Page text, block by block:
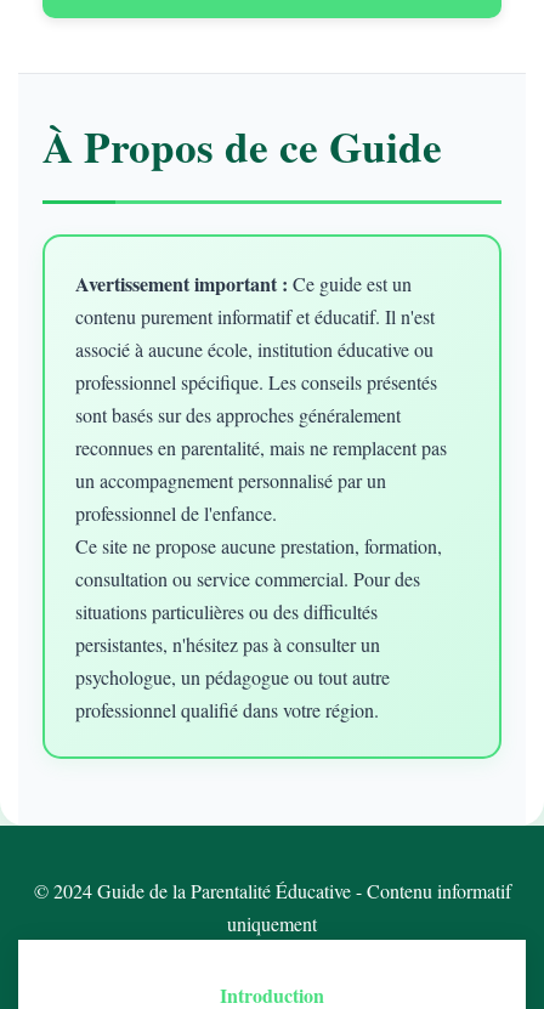
À Propos de ce Guide
Avertissement important : Ce guide est un
contenu purement informatif et éducatif. Il n'est
associé à aucune école, institution éducative ou
professionnel spécifique. Les conseils présentés
sont basés sur des approches généralement
reconnues en parentalité, mais ne remplacent pas
un accompagnement personnalisé par un
professionnel de l'enfance.
Ce site ne propose aucune prestation, formation,
consultation ou service commercial. Pour des
situations particulières ou des difficultés
persistantes, n'hésitez pas à consulter un
psychologue, un pédagogue ou tout autre
professionnel qualifié dans votre région.
© 2024 Guide de la Parentalité Éducative - Contenu informatif
uniquement
Introduction